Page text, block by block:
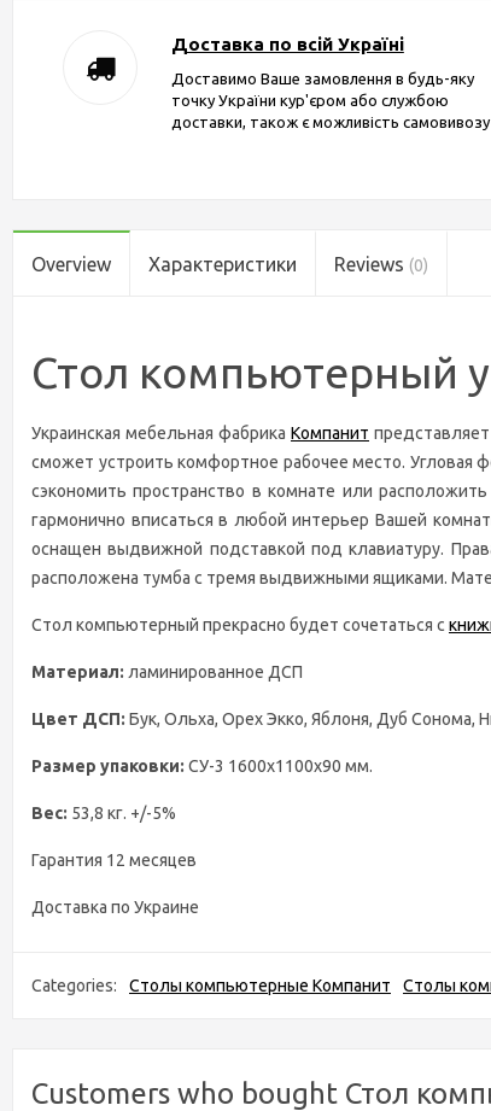
Доставка по всій Україні
Доставимо Ваше замовлення в будь-яку
точку України кур'єром або службою
доставки, також є можливість самовивозу
Overview Характеристики Reviews (0)
Стол компьютерный
Украинская мебельная фабрика Компанит
сможет устроить комфортное рабочее место. Угловая
сэкономить пространство в комнате или
гармонично вписаться в любой интерьер Вашей
оснащен выдвижной подставкой под клавиатуру.
расположена тумба с тремя выдвижными ящиками.
Стол компьютерный прекрасно будет сочетаться с
Материал: ламинированное ДСП
Цвет ДСП: Бук, Ольха, Орех Экко, Яблоня, Дуб Сонома,
Размер упаковки: СУ-3 1600х1100х90 мм.
Вес: 53,8 кг. +/-5%
Гарантия 12 месяцев
Доставка по Украине
Categories: Столы компьютерные Компанит Столы
Customers who bought Стол